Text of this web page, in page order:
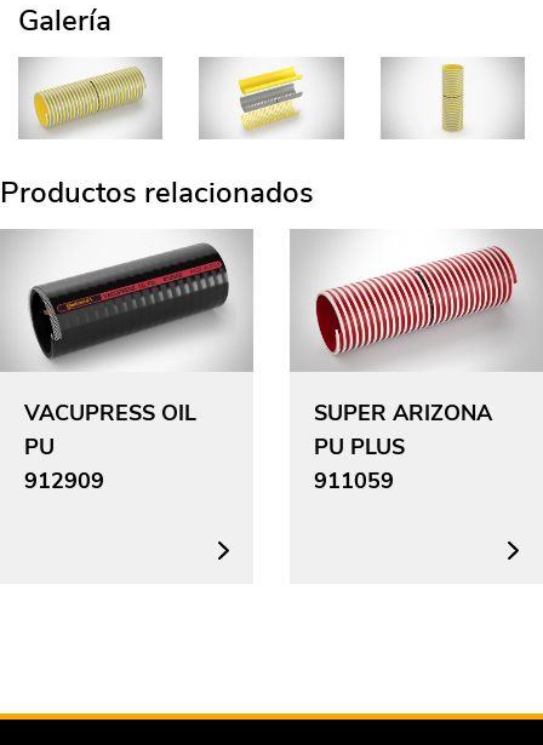
Galería
Productos relacionados
VACUPRESS OIL
PU
912909
SUPER ARIZONA
PU PLUS
911059